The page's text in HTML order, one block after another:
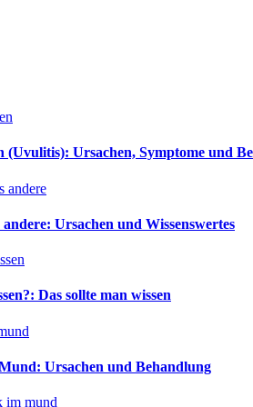
(Uvulitis): Ursachen, Symptome und
Ursachen und Wissenswertes
Das sollte man wissen
Ursachen und Behandlung